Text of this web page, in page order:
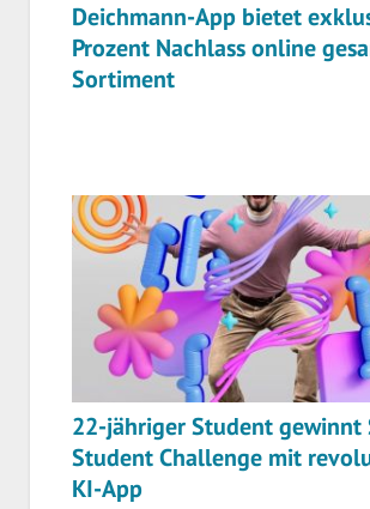
Deichmann-App bietet
Prozent Nachlass online
Sortiment
22-jähriger Student gewinnt
Student Challenge mit
KI-App